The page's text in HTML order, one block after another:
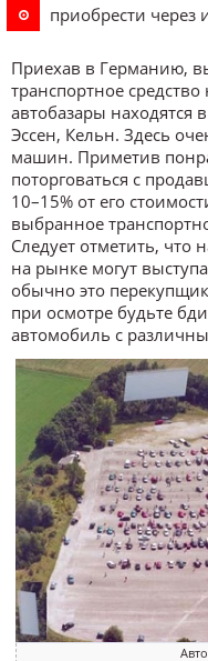
приобрести через
Приехав в Германию,
транспортное
автобазары находятся
Эссен, Кельн. Здесь
машин. Приметив
поторговаться с
10–15% от его
выбранное
Следует отметить, что
на рынке могут
обычно это
при осмотре будьте
автомобиль с